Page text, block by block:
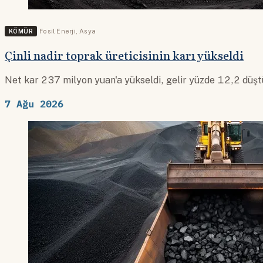
KÖMÜR Fosil Enerji Asya
Çinli nadir toprak üreticisinin karı yükseldi
Net kar 237 milyon yuan'a yükseldi, gelir yüzde 12,2
7 Ağu 2026